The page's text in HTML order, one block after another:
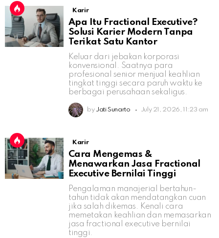
Karir
Apa Itu Fractional Executive?
Solusi Karier Modern Tanpa
Terikat Satu Kantor
Keluar dari jebakan korporasi
konvensional. Saatnya para
profesional senior menjual keahlian
tingkat tinggi secara paruh waktu ke
berbagai perusahaan sekaligus.
by Jati Sunarto July 21, 2026, 11:23 am
Karir
Cara Mengemas &
Menawarkan Jasa Fractional
Executive Bernilai Tinggi
Pengalaman manajerial bertahun-
tahun tidak akan mendatangkan cuan
jika salah dikemas. Kenali cara
memetakan keahlian dan memasarkan
jasa fractional executive bernilai
tinggi.